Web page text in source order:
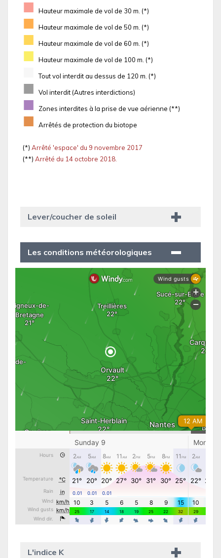
■ Hauteur maximale de vol de 30 m. (*)
■ Hauteur maximale de vol de 50 m. (*)
■ Hauteur maximale de vol de 60 m. (*)
■ Hauteur maximale de vol de 100 m. (*)
Tout vol interdit au dessus de 120 m. (*)
■ Vol interdit (Autres interdictions)
■ Zones interdites à la prise de vue aérienne (**)
■ Arrêtés de protection du biotope
(*) Arrêté 'espace' du 9 novembre 2017
(**) Arrêté du 14 octobre 2018.
Lever/coucher de soleil
Les conditions météorologiques
L'indice K